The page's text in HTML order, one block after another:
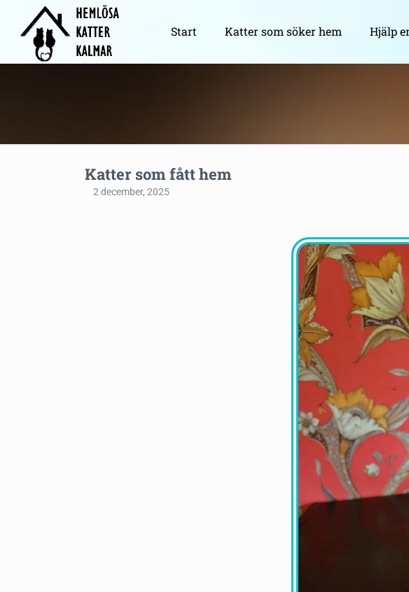
Start Katter som söker hem Hjälp
Katter som fått hem
2 december, 2025